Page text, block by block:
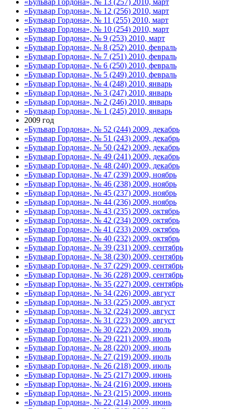
«Бульвар Гордона», № 12 (256) 2010, март
«Бульвар Гордона», № 11 (255) 2010, март
«Бульвар Гордона», № 10 (254) 2010, март
«Бульвар Гордона», № 9 (253) 2010, март
«Бульвар Гордона», № 8 (252) 2010, февраль
«Бульвар Гордона», № 7 (251) 2010, февраль
«Бульвар Гордона», № 6 (250) 2010, февраль
«Бульвар Гордона», № 5 (249) 2010, февраль
«Бульвар Гордона», № 4 (248) 2010, январь
«Бульвар Гордона», № 3 (247) 2010, январь
«Бульвар Гордона», № 2 (246) 2010, январь
«Бульвар Гордона», № 1 (245) 2010, январь
2009 год
«Бульвар Гордона», № 52 (244) 2009, декабрь
«Бульвар Гордона», № 51 (243) 2009, декабрь
«Бульвар Гордона», № 50 (242) 2009, декабрь
«Бульвар Гордона», № 49 (241) 2009, декабрь
«Бульвар Гордона», № 48 (240) 2009, декабрь
«Бульвар Гордона», № 47 (239) 2009, ноябрь
«Бульвар Гордона», № 46 (238) 2009, ноябрь
«Бульвар Гордона», № 45 (237) 2009, ноябрь
«Бульвар Гордона», № 44 (236) 2009, ноябрь
«Бульвар Гордона», № 43 (235) 2009, октябрь
«Бульвар Гордона», № 42 (234) 2009, октябрь
«Бульвар Гордона», № 41 (233) 2009, октябрь
«Бульвар Гордона», № 40 (232) 2009, октябрь
«Бульвар Гордона», № 39 (231) 2009, сентябрь
«Бульвар Гордона», № 38 (230) 2009, сентябрь
«Бульвар Гордона», № 37 (229) 2009, сентябрь
«Бульвар Гордона», № 36 (228) 2009, сентябрь
«Бульвар Гордона», № 35 (227) 2009, сентябрь
«Бульвар Гордона», № 34 (226) 2009, август
«Бульвар Гордона», № 33 (225) 2009, август
«Бульвар Гордона», № 32 (224) 2009, август
«Бульвар Гордона», № 31 (223) 2009, август
«Бульвар Гордона», № 30 (222) 2009, июль
«Бульвар Гордона», № 29 (221) 2009, июль
«Бульвар Гордона», № 28 (220) 2009, июль
«Бульвар Гордона», № 27 (219) 2009, июль
«Бульвар Гордона», № 26 (218) 2009, июль
«Бульвар Гордона», № 25 (217) 2009, июнь
«Бульвар Гордона», № 24 (216) 2009, июнь
«Бульвар Гордона», № 23 (215) 2009, июнь
«Бульвар Гордона», № 22 (214) 2009, июнь